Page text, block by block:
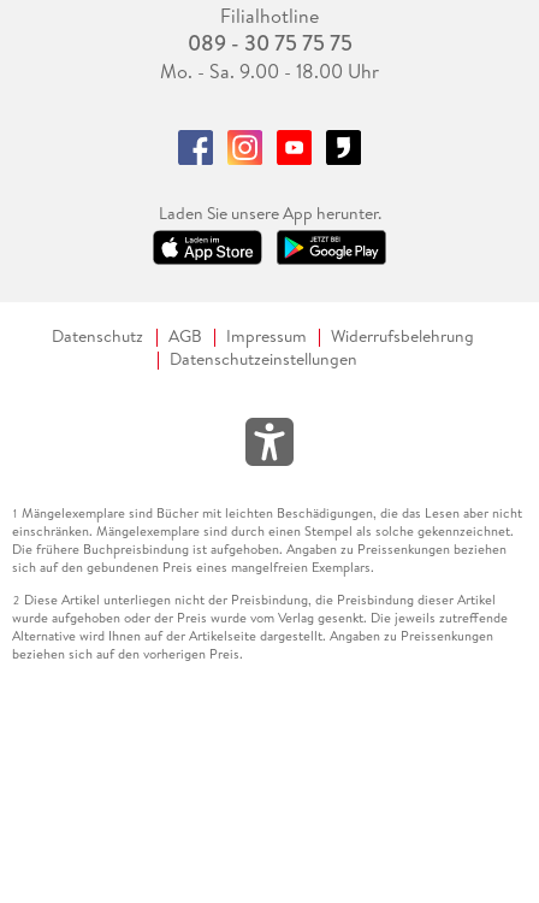
Filialhotline
089 - 30 75 75 75
Mo. - Sa. 9.00 - 18.00 Uhr
Laden Sie unsere App herunter.
Datenschutz AGB Impressum
Widerrufsbelehrung
Datenschutzeinstellungen
1 Mängelexemplare sind Bücher mit leichten Beschädigungen, die das Lesen aber nicht
einschränken. Mängelexemplare sind durch einen Stempel als solche gekennzeichnet.
Die frühere Buchpreisbindung ist aufgehoben. Angaben zu Preissenkungen beziehen
sich auf den gebundenen Preis eines mangelfreien Exemplars.
2 Diese Artikel unterliegen nicht der Preisbindung, die Preisbindung dieser Artikel
wurde aufgehoben oder der Preis wurde vom Verlag gesenkt. Die jeweils zutreffende
Alternative wird Ihnen auf der Artikelseite dargestellt. Angaben zu Preissenkungen
beziehen sich auf den vorherigen Preis.